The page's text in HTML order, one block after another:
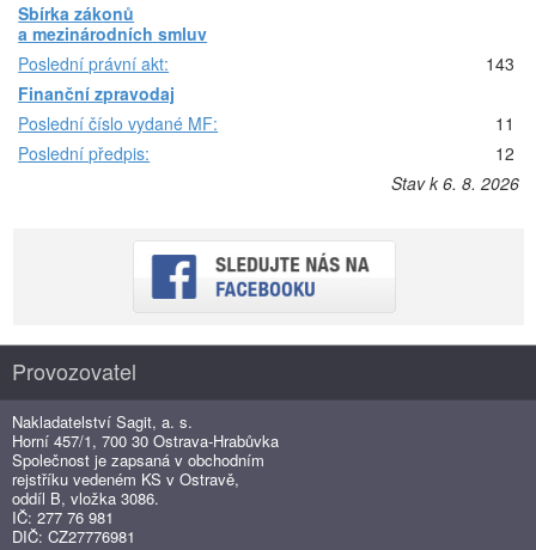
Sbírka zákonů
a mezinárodních smluv
Poslední právní akt:
143
Finanční zpravodaj
Poslední číslo vydané MF:
11
Poslední předpis:
12
Stav k 6. 8. 2026
Provozovatel
Nakladatelství Sagit, a. s.
Horní 457/1, 700 30 Ostrava-Hrabůvka
Společnost je zapsaná v obchodním
rejstříku vedeném KS v Ostravě,
oddíl B, vložka 3086.
IČ: 277 76 981
DIČ: CZ27776981